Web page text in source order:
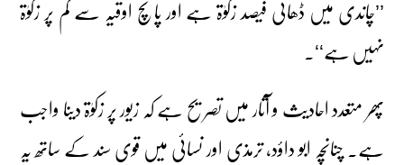
’’چاندی میں ڈھائی فیصد زکوٰۃ ہے اور پانچ اوقیہ سے کم پر زکوٰۃ
نہیں ہے‘‘۔
پھر متعدد احادیث و آثار میں تصریح ہے کہ زیور پر زکوٰۃ دینا واجب
ہے۔ چنانچہ ابو داؤد، ترمذی اور نسائی میں قوی سند کے ساتھ یہ